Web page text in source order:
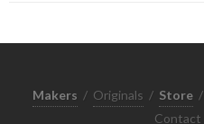
Makers / Originals / Store /
Contact